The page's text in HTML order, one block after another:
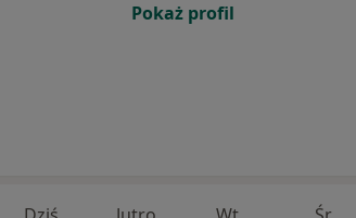
Pokaż profil